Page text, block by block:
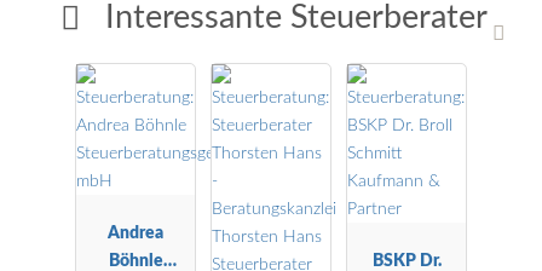
Interessante Steuerberater
Andrea
Böhnle
BSKP Dr.